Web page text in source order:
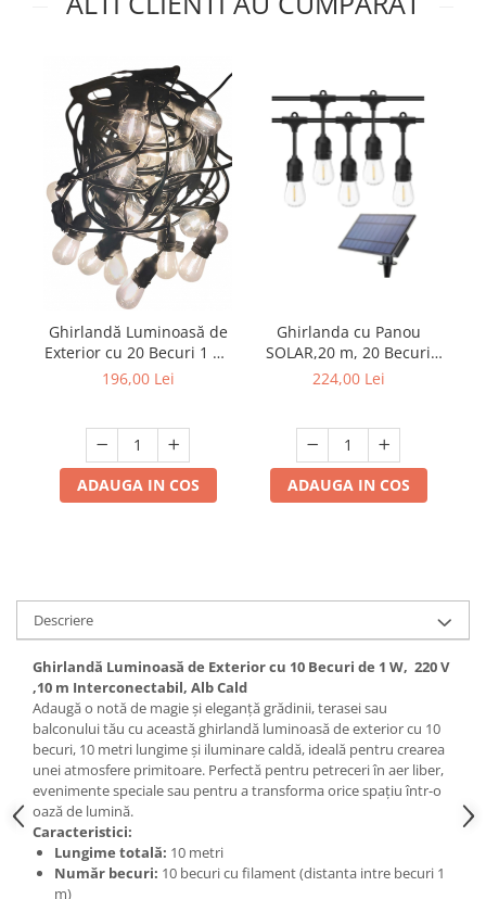
Ghirlandă Luminoasă de
Exterior cu 20 Becuri 1 W,
220 V, 20 m
Terasă, Evenimente
196,00 Lei
ADAUGA IN COS
Ghirlanda cu Panou
SOLAR,20 m, 20 Becuri
incluse filament LED S14,
Lumini
224,00 Lei
ADAUGA IN COS
Descriere
Ghirlandă Luminoasă de Exterior cu 10 Becuri de 1 W, 220 V
,10 m Interconectabil, Alb Cald
Adaugă o notă de magie și eleganță grădinii, terasei sau
balconului tău cu această ghirlandă luminoasă de exterior cu 10
becuri, 10 metri lungime și iluminare caldă, ideală pentru crearea
unei atmosfere primitoare. Perfectă pentru petreceri în aer liber,
evenimente speciale sau pentru a transforma orice spațiu într-o
oază de lumină.
Caracteristici:
Lungime totală: 10 metri
Număr becuri: 10 becuri cu filament (distanta intre becuri 1
m)